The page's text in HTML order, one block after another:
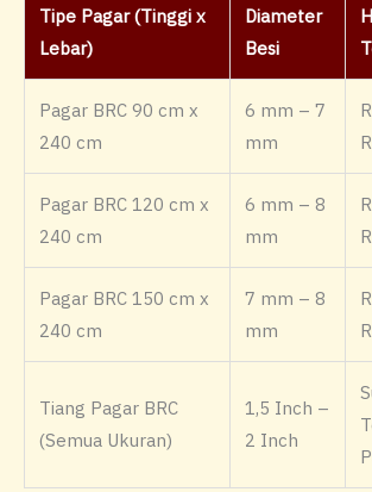
Tipe Pagar (Tinggi x
Lebar)
Diameter
Besi
Pagar BRC 90 cm x
240 cm
6 mm – 7
mm
Pagar BRC 120 cm x
240 cm
6 mm – 8
mm
Pagar BRC 150 cm x
240 cm
7 mm – 8
mm
Tiang Pagar BRC
(Semua Ukuran)
1,5 Inch –
2 Inch